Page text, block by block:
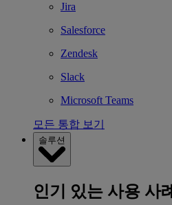
Jira
Salesforce
Zendesk
Slack
Microsoft Teams
모든 통합 보기
솔루션
인기 있는 사용 사례